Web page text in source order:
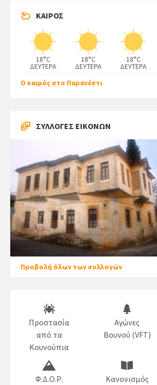
ΚΑΙΡΟΣ
18°C
ΔΕΥΤΕΡΑ
18°C
ΔΕΥΤΕΡΑ
18°C
ΔΕΥΤΕΡΑ
Ο καιρός στο Παρανέστι
ΣΥΛΛΟΓΕΣ ΕΙΚΟΝΩΝ
Προβολή όλων των συλλογών
Προστασία
από τα
Κουνούπια
Αγώνες
Βουνού (VFT)
Φ.Δ.Ο.Ρ.
Κανονισμός